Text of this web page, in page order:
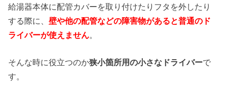
給湯器本体に配管カバーを取り付けたりフタを外したり
する際に、壁や他の配管などの障害物があると普通のド
ライバーが使えません。
そんな時に役立つのか狭小箇所用の小さなドライバーで
す。